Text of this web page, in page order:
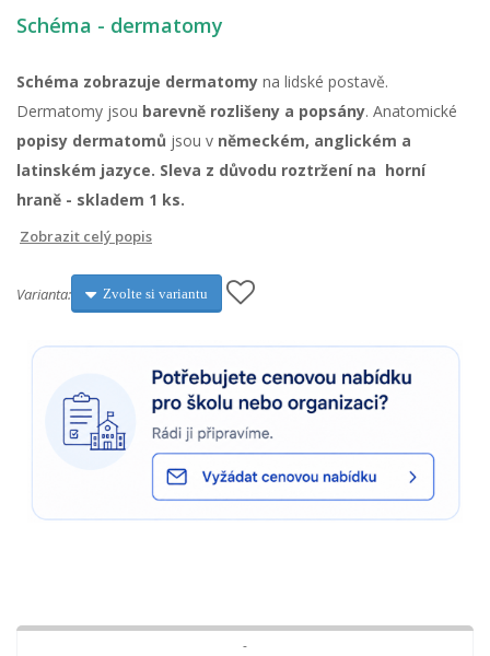
Schéma - dermatomy
Schéma zobrazuje dermatomy na lidské postavě.
Dermatomy jsou barevně rozlišeny a popsány. Anatomické
popisy dermatomů jsou v německém, anglickém a
latinském jazyce. Sleva z důvodu roztržení na horní
hraně - skladem 1 ks.
Zobrazit celý popis
Varianta: Zvolte si variantu
-